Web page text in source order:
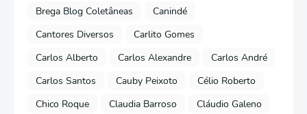
Brega Blog Coletâneas
Canindé
Cantores Diversos
Carlito Gomes
Carlos Alberto
Carlos Alexandre
Carlos André
Carlos Santos
Cauby Peixoto
Célio Roberto
Chico Roque
Claudia Barroso
Cláudio Galeno